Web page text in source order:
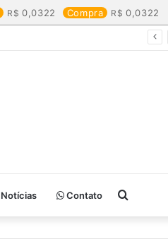
0,0322 Compra 0,0322
Notícias Contato Procurar